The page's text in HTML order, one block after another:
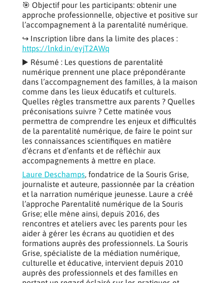
🎯 Objectif pour les participants: obtenir une
approche professionnelle, objective et positive sur
l’accompagnement à la parentalité numérique.
↪️ Inscription libre dans la limite des places :
https://lnkd.in/eyjT2AWq
▶️ Résumé : Les questions de parentalité
numérique prennent une place prépondérante
dans l’accompagnement des familles, à la maison
comme dans les lieux éducatifs et culturels.
Quelles règles transmettre aux parents ? Quelles
préconisations suivre ? Cette matinée vous
permettra de comprendre les enjeux et difficultés
de la parentalité numérique, de faire le point sur
les connaissances scientifiques en matière
d’écrans et d’enfants et de réfléchir aux
accompagnements à mettre en place.
Laure Deschamps, fondatrice de la Souris Grise,
journaliste et auteure, passionnée par la création
et la narration numérique jeunesse. Laure a créé
l’approche Parentalité numérique de la Souris
Grise; elle mène ainsi, depuis 2016, des
rencontres et ateliers avec les parents pour les
aider à gérer les écrans au quotidien et des
formations auprès des professionnels. La Souris
Grise, spécialiste de la médiation numérique,
culturelle et éducative, intervient depuis 2010
auprès des professionnels et des familles en